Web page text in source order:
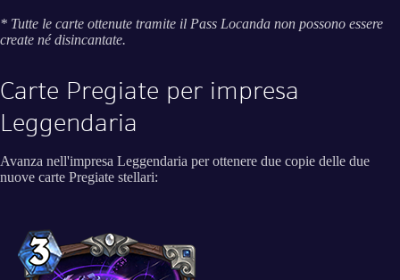
* Tutte le carte ottenute tramite il Pass Locanda non possono essere
create né disincantate.
Carte Pregiate per impresa
Leggendaria
Avanza nell'impresa Leggendaria per ottenere due copie delle due
nuove carte Pregiate stellari: